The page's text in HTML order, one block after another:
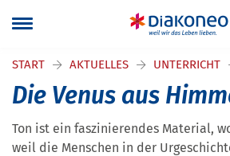
START AKTUELLES UNTERRICHT
Die Venus aus
Ton ist ein faszinierendes Material,
weil die Menschen in der